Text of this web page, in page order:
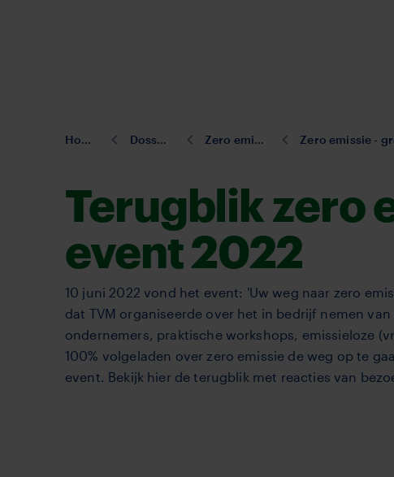
U
Home Dossiers Zero emissie Zero emissie -
Terugblik zero
event 2022
10 juni 2022 vond het event: 'Uw weg naar zero
dat TVM organiseerde over het in bedrijf nemen
ondernemers, praktische workshops, emissieloze
100% volgeladen over zero emissie de weg op te
event. Bekijk hier de terugblik met reacties van